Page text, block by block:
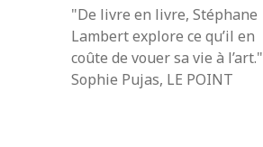
"De livre en livre, Stéphane
Lambert explore ce qu’il en
coûte de vouer sa vie à l’art."
Sophie Pujas, LE POINT